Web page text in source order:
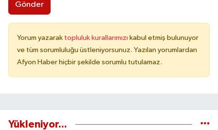
Gönder
Yorum yazarak topluluk kurallarımızı kabul etmiş bulunuyor
ve tüm sorumluluğu üstleniyorsunuz. Yazılan yorumlardan
Afyon Haber hiçbir şekilde sorumlu tutulamaz.
Yükleniyor...